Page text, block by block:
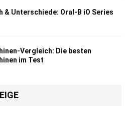
& Unterschiede: Oral-B iO Series
Vergleich: Die besten
im Test